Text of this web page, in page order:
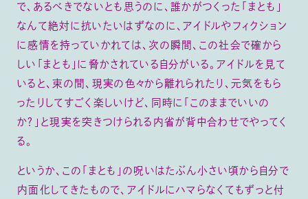
で、あるべきでないとも思うのに、誰かがつくった「まとも」
なんて絶対に抗いたいはずなのに、アイドルやフィクション
に感情を持っていかれては、次の瞬間、この社会で確から
しい「まとも」に脅かされている自分がいる。アイドルを見て
いると、束の間、現実の色々から離れられたり、元気をもら
ったりしてすごく楽しいけど、同時に「このままでいいの
か？」と現実を突きつけられる内省が背中合わせでやってく
る。
というか、この「まとも」の呪いはたぶん小さい頃から自分で
内面化してきたもので、アイドルにハマらなくてもずっと付